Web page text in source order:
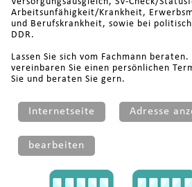
Arbeitsunfähigkeit/Krankheit,
und Berufskrankheit, sowie bei
DDR.
Lassen Sie sich vom Fachmann
vereinbaren Sie einen persönlichen
Sie und beraten Sie gern.
Internetseite Adresse
bearbeiten